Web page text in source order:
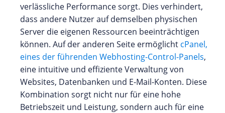
verlässliche Performance sorgt. Dies verhindert,
dass andere Nutzer auf demselben physischen
Server die eigenen Ressourcen beeinträchtigen
können. Auf der anderen Seite ermöglicht cPanel,
eines der führenden Webhosting-Control-Panels,
eine intuitive und effiziente Verwaltung von
Websites, Datenbanken und E-Mail-Konten. Diese
Kombination sorgt nicht nur für eine hohe
Betriebszeit und Leistung, sondern auch für eine